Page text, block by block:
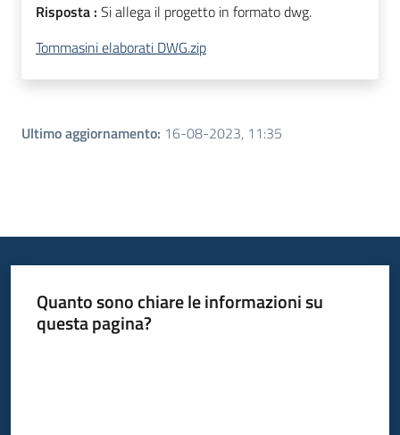
Risposta : Si allega il progetto in formato dwg.
Tommasini elaborati DWG.zip
Ultimo aggiornamento: 16-08-2023, 11:35
Quanto sono chiare le informazioni su
questa pagina?